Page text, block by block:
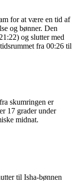
for at være en tid af
og bønner. Den
og slutter med
fra 00:26 til
skumringen er
17 grader under
midnat.
til Isha-bønnen